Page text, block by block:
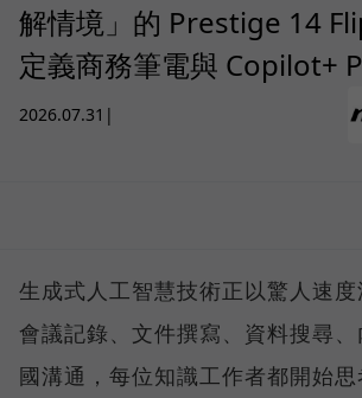
解情境」的 Prestige 14
定義商務筆電與 Copilot+
2026.07.31 |
生成式人工智慧技術正以驚人速
會議記錄、文件撰寫、資料搜尋
國溝通，每位知識工作者都開始